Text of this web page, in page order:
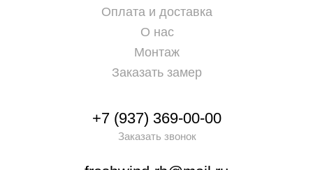
+7 (937) 369-00-00
Заказать звонок
Оплата и доставка
О нас
Монтаж
Заказать замер